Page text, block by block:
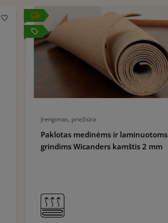
Įrengimas, priežiūra
Paklotas medinėms ir laminuotoms
grindims Wicanders kamštis 2 mm
local_offer